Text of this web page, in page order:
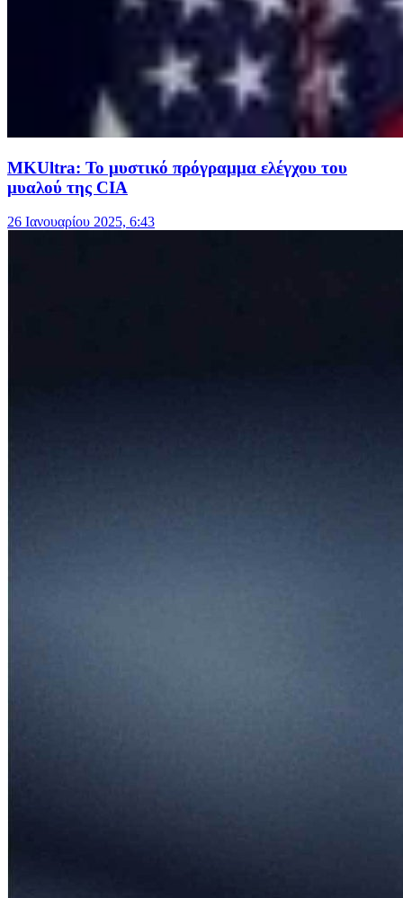
MKUltra: Το μυστικό πρόγραμμα ελέγχου του
μυαλού της CIΑ
26 Ιανουαρίου 2025, 6:43